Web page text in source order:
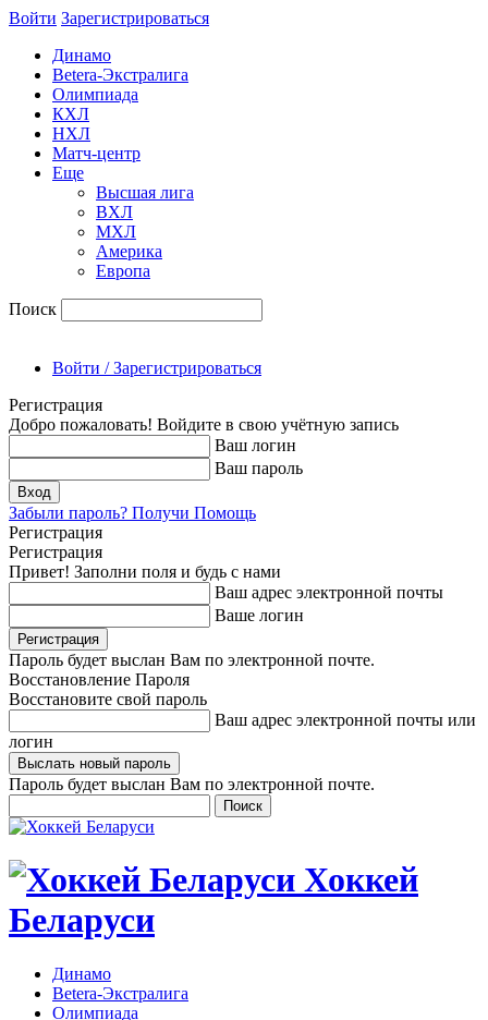
Войти Зарегиcтрироваться
Динамо
Betera-Экстралига
Олимпиада
КХЛ
НХЛ
Матч-центр
Еще
Высшая лига
ВХЛ
МХЛ
Америка
Европа
Поиск
Войти / Зарегистрироваться
Регистрация
Добро пожаловать! Войдите в свою учётную запись
Ваш логин
Ваш пароль
Забыли пароль? Получи Помощь
Регистрация
Регистрация
Привет! Заполни поля и будь с нами
Ваш адрес электронной почты
Ваше логин
Пароль будет выслан Вам по электронной почте.
Восстановление Пароля
Восстановите свой пароль
Ваш адрес электронной почты или
логин
Пароль будет выслан Вам по электронной почте.
Хоккей
Беларуси
Динамо
Betera-Экстралига
Олимпиада